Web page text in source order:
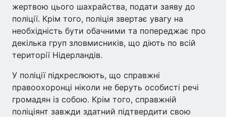
жертвою цього шахрайства, подати заяву до
поліції. Крім того, поліція звертає увагу на
необхідність бути обачними та попереджає про
декілька груп зловмисників, що діють по всій
території Нідерландів.
У поліції підкреслюють, що справжні
правоохоронці ніколи не беруть особисті речі
громадян із собою. Крім того, справжній
поліціянт завжди здатний підтвердити свою